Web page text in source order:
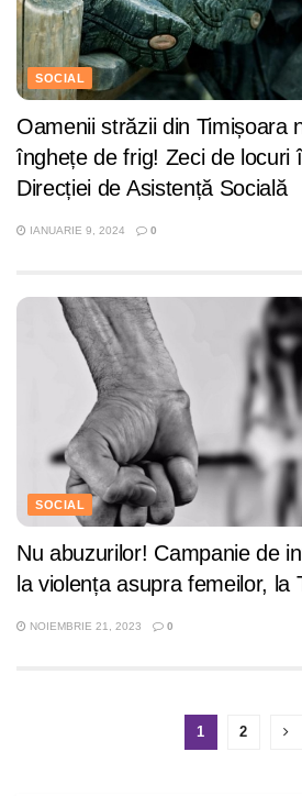
SOCIAL
Oamenii străzii din Timișoara
înghețe de frig! Zeci de locuri
Direcției de Asistență Socială
IANUARIE 9, 2024 0
SOCIAL
Nu abuzurilor! Campanie de
la violența asupra femeilor, la
NOIEMBRIE 21, 2023 0
1 2